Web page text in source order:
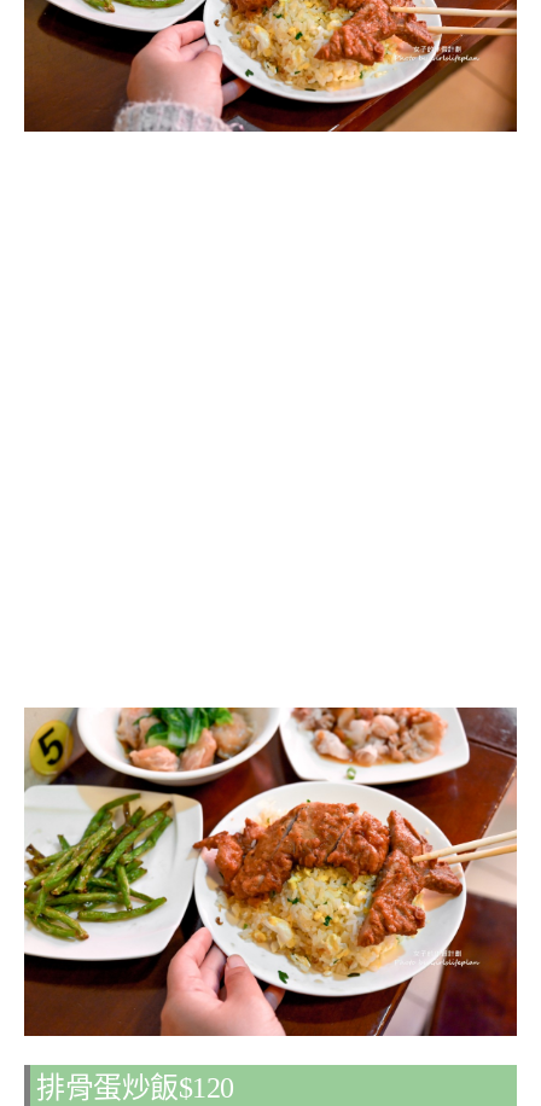
排骨蛋炒飯$120